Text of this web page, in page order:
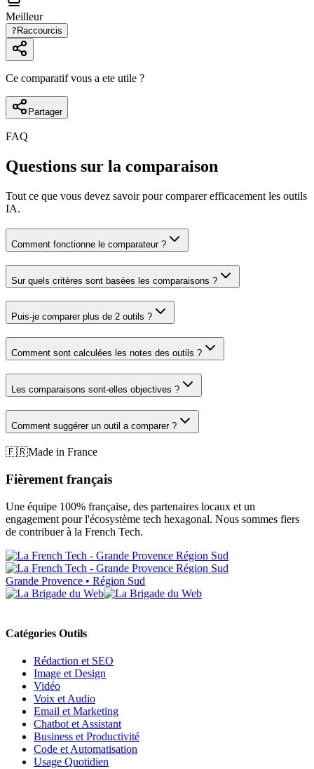
Meilleur
? Raccourcis
Ce comparatif vous a ete utile ?
Partager
FAQ
Questions sur la comparaison
Tout ce que vous devez savoir pour comparer efficacement les outils
IA.
Comment fonctionne le comparateur ?
Sur quels critères sont basées les comparaisons ?
Puis-je comparer plus de 2 outils ?
Comment sont calculées les notes des outils ?
Les comparaisons sont-elles objectives ?
Comment suggérer un outil a comparer ?
🇫🇷Made in France
Fièrement français
Une équipe 100% française, des partenaires locaux et un
engagement pour l'écosystème tech hexagonal. Nous sommes fiers
de contribuer à la French Tech.
Grande Provence • Région Sud
Catégories Outils
Rédaction et SEO
Image et Design
Vidéo
Voix et Audio
Email et Marketing
Chatbot et Assistant
Business et Productivité
Code et Automatisation
Usage Quotidien